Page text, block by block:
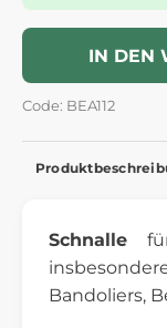
IN DEN
Code: BEA112
Schnalle
Bandoliers,